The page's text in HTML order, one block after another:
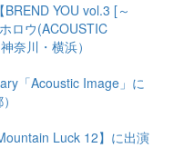
YOU vol.3 [～
ロウ(ACOUSTIC
奈川・横浜）
「Acoustic Image」に
Luck 12】に出演